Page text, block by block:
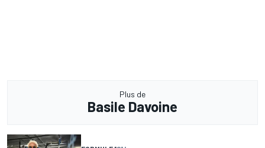
Plus de
Basile Davoine